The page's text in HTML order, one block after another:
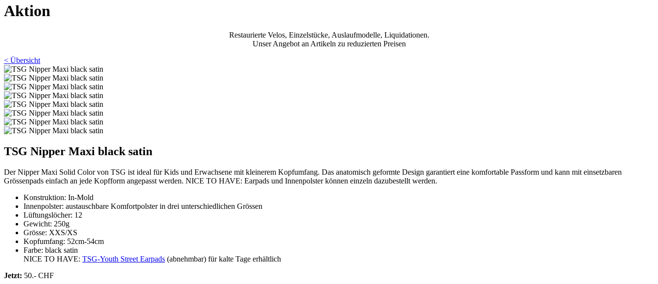
Aktion
Restaurierte Velos, Einzelstücke, Auslaufmodelle, Liquidationen.
Unser Angebot an Artikeln zu reduzierten Preisen
< Übersicht
TSG Nipper Maxi black satin
Der Nipper Maxi Solid Color von TSG ist ideal für Kids und Erwachsene mit kleinerem Kopfumfang. Das anatomisch geformte Design garantiert eine komfortable Passform und kann mit einsetzbaren
Grössenpads einfach an jede Kopfform angepasst werden. NICE TO HAVE: Earpads und Innenpolster können einzeln dazubestellt werden.
Konstruktion: In-Mold
Innenpolster: austauschbare Komfortpolster in drei unterschiedlichen Grössen
Lüftungslöcher: 12
Gewicht: 250g
Grösse: XXS/XS
Kopfumfang: 52cm-54cm
Farbe: black satin
NICE TO HAVE: TSG-Youth Street Earpads (abnehmbar) für kalte Tage erhältlich
Jetzt: 50.- CHF